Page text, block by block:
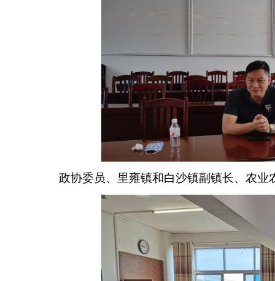
政协委员、里雍镇和白沙镇副镇长、农